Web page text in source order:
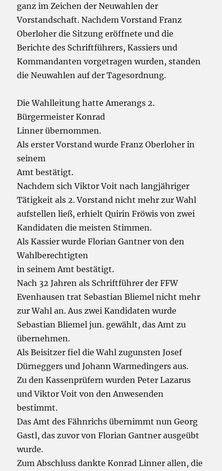
ganz im Zeichen der Neuwahlen der
Vorstandschaft. Nachdem Vorstand Franz
Oberloher die Sitzung eröffnete und die
Berichte des Schriftführers, Kassiers und
Kommandanten vorgetragen wurden, standen
die Neuwahlen auf der Tagesordnung.
Die Wahlleitung hatte Amerangs 2.
Bürgermeister Konrad
Linner übernommen.
Als erster Vorstand wurde Franz Oberloher in
seinem
Amt bestätigt.
Nachdem sich Viktor Voit nach langjähriger
Tätigkeit als 2. Vorstand nicht mehr zur Wahl
aufstellen ließ, erhielt Quirin Fröwis von zwei
Kandidaten die meisten Stimmen.
Als Kassier wurde Florian Gantner von den
Wahlberechtigten
in seinem Amt bestätigt.
Nach 32 Jahren als Schriftführer der FFW
Evenhausen trat Sebastian Bliemel nicht mehr
zur Wahl an. Aus zwei Kandidaten wurde
Sebastian Bliemel jun. gewählt, das Amt zu
übernehmen.
Als Beisitzer fiel die Wahl zugunsten Josef
Dürneggers und Johann Warmedingers aus.
Zu den Kassenprüfern wurden Peter Lazarus
und Viktor Voit von den Anwesenden
bestimmt.
Das Amt des Fähnrichs übernimmt nun Georg
Gastl, das zuvor von Florian Gantner ausgeübt
wurde.
Zum Abschluss dankte Konrad Linner allen, die